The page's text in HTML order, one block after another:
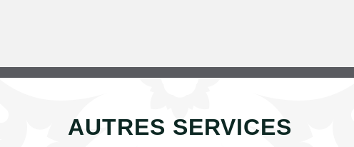
AUTRES SERVICES